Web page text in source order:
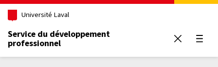
Aller au contenu principal
Université Laval
Service du développement
professionnel